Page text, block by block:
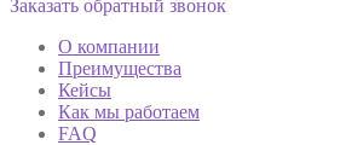
Заказать обратный звонок
О компании
Преимущества
Кейсы
Как мы работаем
FAQ